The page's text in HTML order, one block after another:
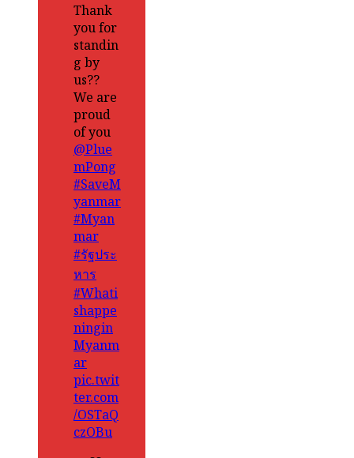
Thank
you for
standin
g by
us??
We are
proud
of you
@Plue
mPong
#SaveM
yanmar
#Myan
mar
#รัฐประ
หาร
#Whati
shappe
ningin
Myanm
ar
pic.twit
ter.com
/OSTaQ
czOBu